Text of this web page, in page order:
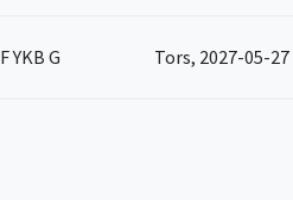
F YKB G Tors, 2027-05-27